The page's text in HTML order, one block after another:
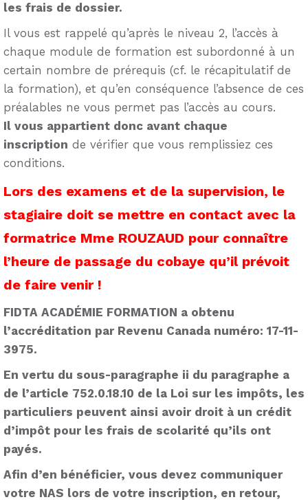
les frais de dossier.
Il vous est rappelé qu’après le niveau 2, l’accès à
chaque module de formation est subordonné à un
certain nombre de prérequis (cf. le récapitulatif de
la formation), et qu’en conséquence l’absence de ces
préalables ne vous permet pas l’accès au cours.
Il vous appartient donc avant chaque
inscription de vérifier que vous remplissiez ces
conditions.
Lors des examens et de la supervision, le
stagiaire doit se mettre en contact avec la
formatrice Mme ROUZAUD pour connaître
l’heure de passage du cobaye qu’il prévoit
de faire venir !
FIDTA ACADÉMIE FORMATION a obtenu
l’accréditation par Revenu Canada numéro: 17-11-
3975.
En vertu du sous-paragraphe ii du paragraphe a
de l’article 752.0.18.10 de la Loi sur les impôts, les
particuliers peuvent ainsi avoir droit à un crédit
d’impôt pour les frais de scolarité qu’ils ont
payés.
Afin d’en bénéficier, vous devez communiquer
votre NAS lors de votre inscription, en retour,